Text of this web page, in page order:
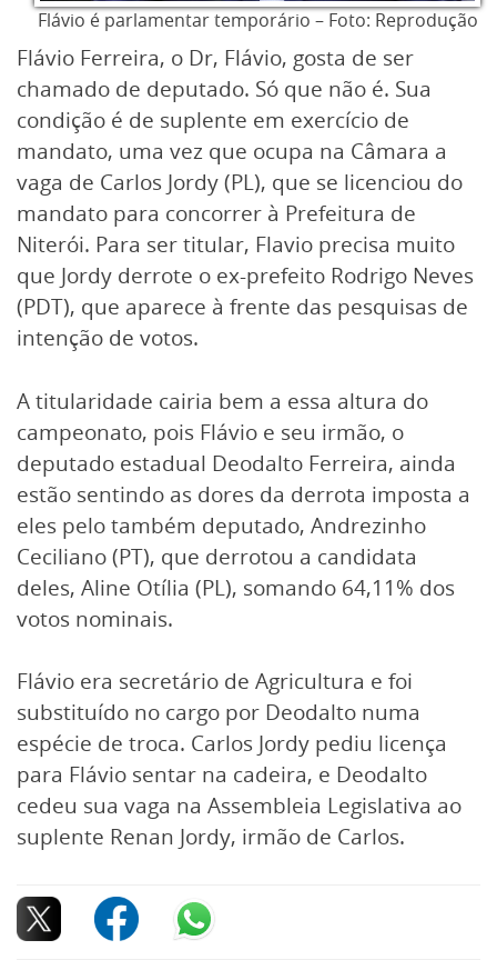
Flávio é parlamentar temporário – Foto: Reprodução
Flávio Ferreira, o Dr, Flávio, gosta de ser
chamado de deputado. Só que não é. Sua
condição é de suplente em exercício de
mandato, uma vez que ocupa na Câmara a
vaga de Carlos Jordy (PL), que se licenciou do
mandato para concorrer à Prefeitura de
Niterói. Para ser titular, Flavio precisa muito
que Jordy derrote o ex-prefeito Rodrigo Neves
(PDT), que aparece à frente das pesquisas de
intenção de votos.
A titularidade cairia bem a essa altura do
campeonato, pois Flávio e seu irmão, o
deputado estadual Deodalto Ferreira, ainda
estão sentindo as dores da derrota imposta a
eles pelo também deputado, Andrezinho
Ceciliano (PT), que derrotou a candidata
deles, Aline Otília (PL), somando 64,11% dos
votos nominais.
Flávio era secretário de Agricultura e foi
substituído no cargo por Deodalto numa
espécie de troca. Carlos Jordy pediu licença
para Flávio sentar na cadeira, e Deodalto
cedeu sua vaga na Assembleia Legislativa ao
suplente Renan Jordy, irmão de Carlos.